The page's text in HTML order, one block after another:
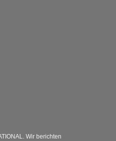
Wir berichten